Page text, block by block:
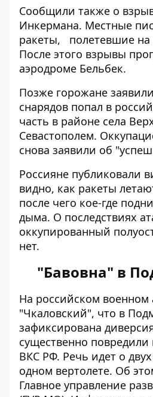
Сообщили также о
Инкермана. Местные
ракеты, полетевшие на
После этого взрывы
аэродроме Бельбек.
Позже горожане
снарядов попал в
часть в районе села
Севастополем.
снова заявили об
Россияне публиковали
видно, как ракеты
после чего кое-где
дыма. О последствиях
оккупированный
нет.
"Бавовна" в
На российском военном
"Чкаловский", что в
зафиксирована
существенно повредили
ВКС РФ. Речь идет о
одном вертолете. Об
Главное управление